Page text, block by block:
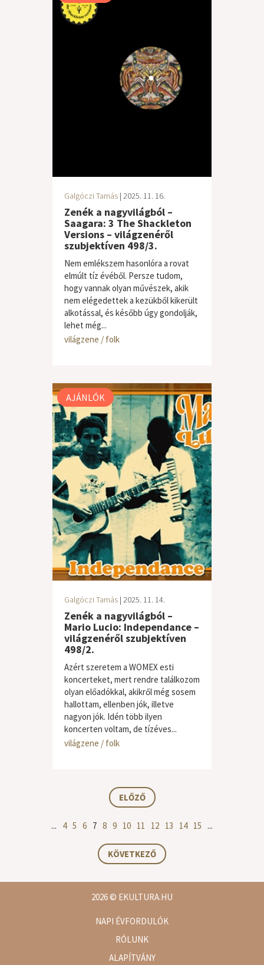
Galgóczi Tamás | 2025. 11. 16.
Zenék a nagyvilágból –
Saagara: 3 The Shackleton
Versions – világzenéről
szubjektíven 498/3.
Nem emlékszem hasonlóra a rovat
elmúlt tíz évéből. Persze tudom,
hogy vannak olyan művészek, akik
nem elégedettek a kezükből kikerült
alkotással, és később úgy gondolják,
lehet még...
világzene / folk
AJÁNLÓK
Galgóczi Tamás | 2025. 11. 14.
Zenék a nagyvilágból –
Mario Lucio: Independance –
világzenéről szubjektíven
498/2.
Azért szeretem a WOMEX esti
koncerteket, mert rendre találkozom
olyan előadókkal, akikről még sosem
hallottam, ellenben jók, illetve
nagyon jók. Idén több ilyen
koncerten voltam, de tízéves...
világzene / folk
ELŐZŐ
... 4 5 6 7 8 9 10 11 12 13 14 15 ...
KÖVETKEZŐ
2026© EKULTURA.HU
NAPI ÉVFORDULÓK
RÓLUNK
ALAPÍTVÁNY